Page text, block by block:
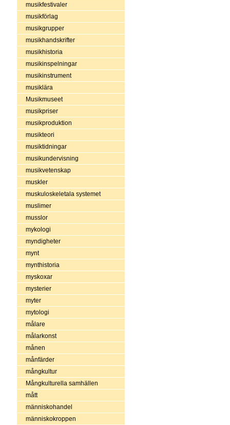
musikfestivaler
musikförlag
musikgrupper
musikhandskrifter
musikhistoria
musikinspelningar
musikinstrument
musiklära
Musikmuseet
musikpriser
musikproduktion
musikteori
musiktidningar
musikundervisning
musikvetenskap
muskler
muskuloskeletala systemet
muslimer
musslor
mykologi
myndigheter
mynt
mynthistoria
myskoxar
mysterier
myter
mytologi
målare
målarkonst
månen
månfärder
mångkultur
Mångkulturella samhällen
mått
människohandel
människokroppen